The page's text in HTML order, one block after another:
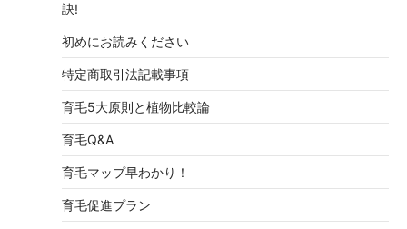
訣!
初めにお読みください
特定商取引法記載事項
育毛5大原則と植物比較論
育毛Q&A
育毛マップ早わかり！
育毛促進プラン